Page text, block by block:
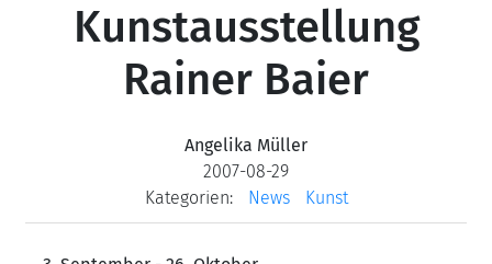
Kunstausstellung
Rainer Baier
Angelika Müller
2007-08-29
Kategorien:
News Kunst